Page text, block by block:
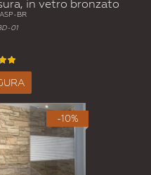
in vetro bronzato
BR
01
-10%